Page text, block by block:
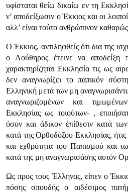
υφίσταται θείω δικαίω εν τη
ν’ αποδείξωσιν ο Έκκιος και οι
αλλ’ είναι τούτο ανθρώπινον
Ο Έκκιος, αντιληφθείς ότι δια της
ο Λούθηρος έτεινε να αποδείξη
χαρακτηρίζηται Εκκλησία τις ως
δεν αναγνωρίζει το παπικόν
Ελληνική μετά των μη
αναγνωριζομένων και
Εκκλησίας ως τοιούτων- ,
όσον και άδικον έπίθεσιν κατά
κατά της Ορθοδόξου Εκκλησίας, ήτις
και εχθρότητα του Παπισμού και
κατά της μη αναγνωρισάσης αυτόν
Ως προς τους Έλληνας, είπεν ο
πόσης σπουδής ο αιδέσιμος